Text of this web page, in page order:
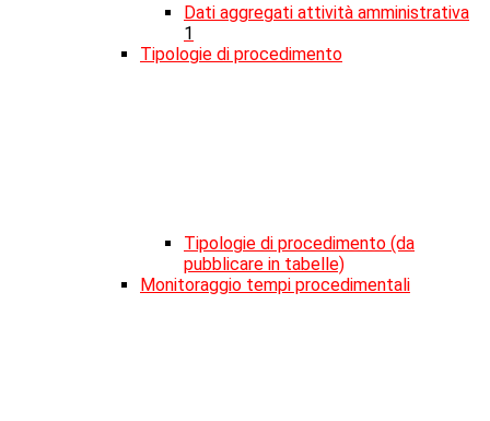
Dati aggregati attività amministrativa
1
Tipologie di procedimento
Tipologie di procedimento (da
pubblicare in tabelle)
Monitoraggio tempi procedimentali